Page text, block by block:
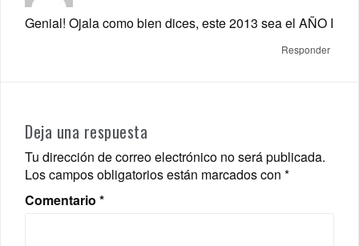
Genial! Ojala como bien dices, este 2013 sea el AÑO I
Responder
Deja una respuesta
Tu dirección de correo electrónico no será publicada.
Los campos obligatorios están marcados con *
Comentario *